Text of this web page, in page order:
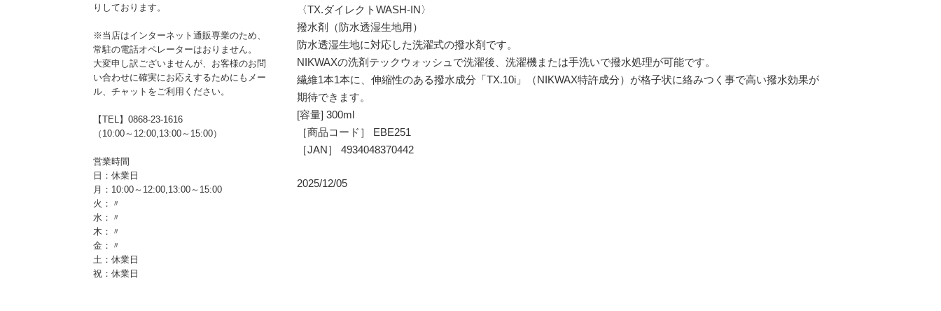
りしております。
※当店はインターネット通販専業のため、
常駐の電話オペレーターはおりません。
大変申し訳ございませんが、お客様のお問
い合わせに確実にお応えするためにもメー
ル、チャットをご利用ください。
【TEL】0868-23-1616
（10:00～12:00,13:00～15:00）
営業時間
日：休業日
月：10:00～12:00,13:00～15:00
火：〃
水：〃
木：〃
金：〃
土：休業日
祝：休業日
〈TX.ダイレクトWASH-IN〉
撥水剤（防水透湿生地用）
防水透湿生地に対応した洗濯式の撥水剤です。
NIKWAXの洗剤テックウォッシュで洗濯後、洗濯機または手洗いで撥水処理が可能です。
繊維1本1本に、伸縮性のある撥水成分「TX.10i」（NIKWAX特許成分）が格子状に絡みつく事で高い撥水効果が
期待できます。
[容量] 300ml
［商品コード］ EBE251
［JAN］ 4934048370442
2025/12/05